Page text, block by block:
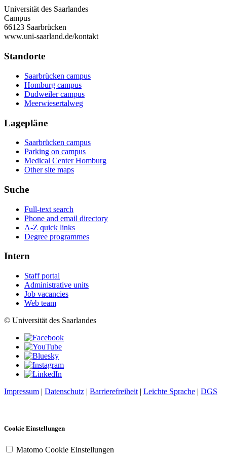
Universität des Saarlandes
Campus
66123 Saarbrücken
www.uni-saarland.de/kontakt
Standorte
Saarbrücken campus
Homburg campus
Dudweiler campus
Meerwiesertalweg
Lagepläne
Saarbrücken campus
Parking on campus
Medical Center Homburg
Other site maps
Suche
Full-text search
Phone and email directory
A-Z quick links
Degree programmes
Intern
Staff portal
Administrative units
Job vacancies
Web team
© Universität des Saarlandes
Impressum | Datenschutz | Barrierefreiheit | Leichte Sprache | DGS
Cookie Einstellungen
Matomo Cookie Einstellungen